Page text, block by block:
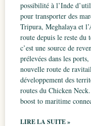
possibilité à l’Inde
pour transporter des
Tripura, Meghalaya et
route depuis le reste du
c’est une source de
prélevées dans les
nouvelle route de
développement des
routes du Chicken
boost to maritime
LIRE LA SUITE »